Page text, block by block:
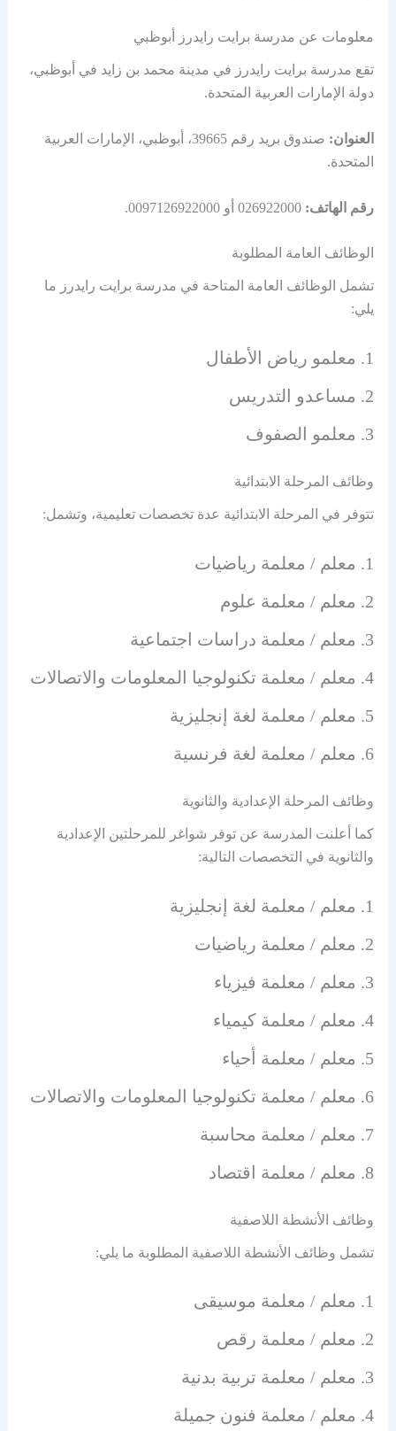
معلومات عن مدرسة برايت رايدرز أبوظبي
تقع مدرسة برايت رايدرز في مدينة محمد بن زايد في أبوظبي،
دولة الإمارات العربية المتحدة.
العنوان:
صندوق بريد رقم 39665، أبوظبي، الإمارات العربية
المتحدة.
رقم الهاتف:
الوظائف العامة المطلوبة
تشمل الوظائف العامة المتاحة في مدرسة برايت رايدرز ما
يلي:
معلمو رياض الأطفال
مساعدو التدريس
معلمو الصفوف
وظائف المرحلة الابتدائية
تتوفر في المرحلة الابتدائية عدة تخصصات تعليمية، وتشمل:
معلم / معلمة رياضيات
معلم / معلمة علوم
معلم / معلمة دراسات اجتماعية
معلم / معلمة تكنولوجيا المعلومات والاتصالات
معلم / معلمة لغة إنجليزية
معلم / معلمة لغة فرنسية
وظائف المرحلة الإعدادية والثانوية
كما أعلنت المدرسة عن توفر شواغر للمرحلتين الإعدادية
والثانوية في التخصصات التالية:
معلم / معلمة لغة إنجليزية
معلم / معلمة رياضيات
معلم / معلمة فيزياء
معلم / معلمة كيمياء
معلم / معلمة أحياء
معلم / معلمة تكنولوجيا المعلومات والاتصالات
معلم / معلمة محاسبة
معلم / معلمة اقتصاد
وظائف الأنشطة اللاصفية
تشمل وظائف الأنشطة اللاصفية المطلوبة ما يلي:
معلم / معلمة موسيقى
معلم / معلمة رقص
معلم / معلمة تربية بدنية
معلم / معلمة فنون جميلة